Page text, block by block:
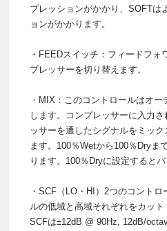
プレッションがかかり、SOFTは
ョンがかかります。
・FEEDスイッチ：フィードフォ
プレッサーを切り替えます。
・MIX：このコントロールはオ
します。コンプレッサーに入力
ッサーを通したシグナルをミッ
ます。100％Wetから100％Dryま
ります。100％Dryに設定すると
・SCF（LO・HI）2つのコント
ルの低域と高域それぞれをカッ
SCFは±12dB @ 90Hz, 12dB/